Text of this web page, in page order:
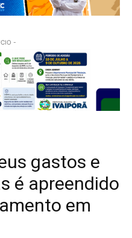
-
gastos e
é apreendido
em